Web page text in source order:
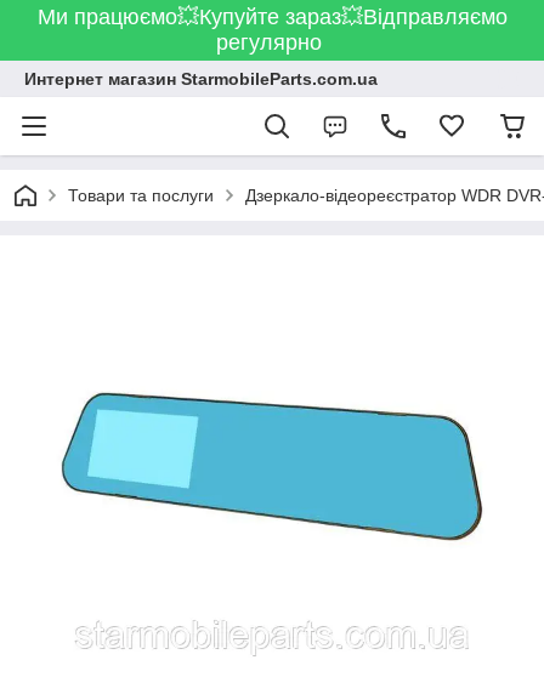
Ми працюємо💥Купуйте зараз💥Відправляємо
регулярно
Интернет магазин StarmobileParts.com.ua
Товари та послуги Дзеркало-відеореєстратор WDR